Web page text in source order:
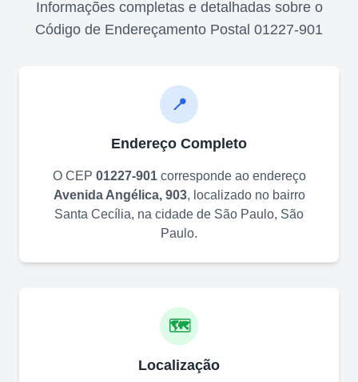
Informações completas e detalhadas sobre o
Código de Endereçamento Postal 01227-901
📍
Endereço Completo
O CEP 01227-901corresponde ao endereço
Avenida Angélica, 903, localizado no bairro
Santa Cecília, na cidade de São Paulo, São
Paulo.
🗺️
Localização